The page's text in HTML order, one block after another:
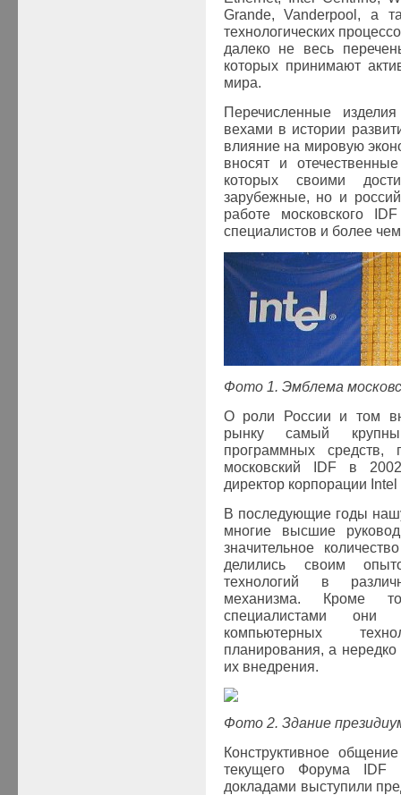
Grande,Vanderpool , а
технологических
далеко не весь
которых принимают
мира.
Перечисленные
вехами в истории
влияние на мировую
вносят и
которых своими
зарубежные, но и
работе московского
специалистов и более
Фото 1. Эмблема
О роли России и том
рынку самый
программных средств,
московский
IDFв 2002
директор корпорации
В последующие годы
многие высшие
значительное
делились своим
технологий в
механизма. Кроме
специалистами они
компьютерных
планирования, а
их внедрения.
Фото 2. Здание
Конструктивное
текущего Форума
IDFв
докладами выступили